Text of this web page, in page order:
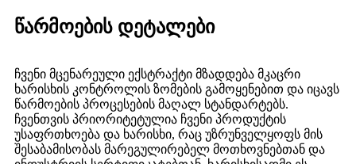
წარმოების დეტალები
ჩვენი მცენარეული ექსტრაქტი მზადდება მკაცრი
ხარისხის კონტროლის ზომების გამოყენებით და იცავს
წარმოების პროცესების მაღალ სტანდარტებს.
ჩვენთვის პრიორიტეტულია ჩვენი პროდუქტის
უსაფრთხოება და ხარისხი, რაც უზრუნველყოფს მის
შესაბამისობას მარეგულირებელ მოთხოვნებთან და